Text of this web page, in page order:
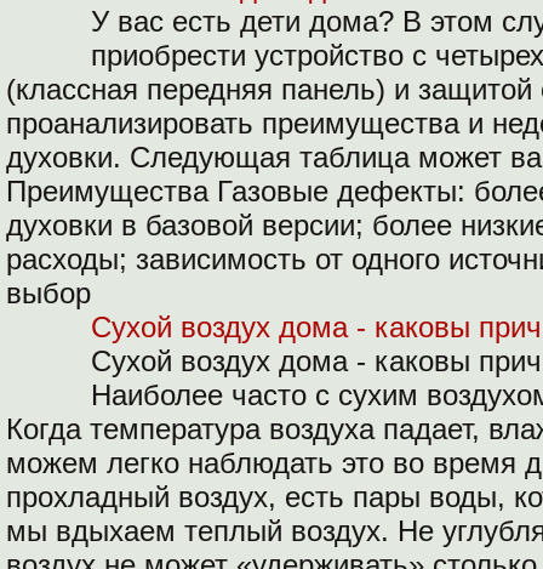
У вас есть дети дома? В этом
приобрести устройство с
(классная передняя панель) и
проанализировать преимущества и
духовки. Следующая таблица может
Преимущества Газовые дефекты:
духовки в базовой версии; более
расходы; зависимость от одного
выбор
Сухой воздух дома - каковы
Сухой воздух дома - каковы
Наиболее часто с сухим
Когда температура воздуха падает,
можем легко наблюдать это во время
прохладный воздух, есть пары воды,
мы вдыхаем теплый воздух. Не